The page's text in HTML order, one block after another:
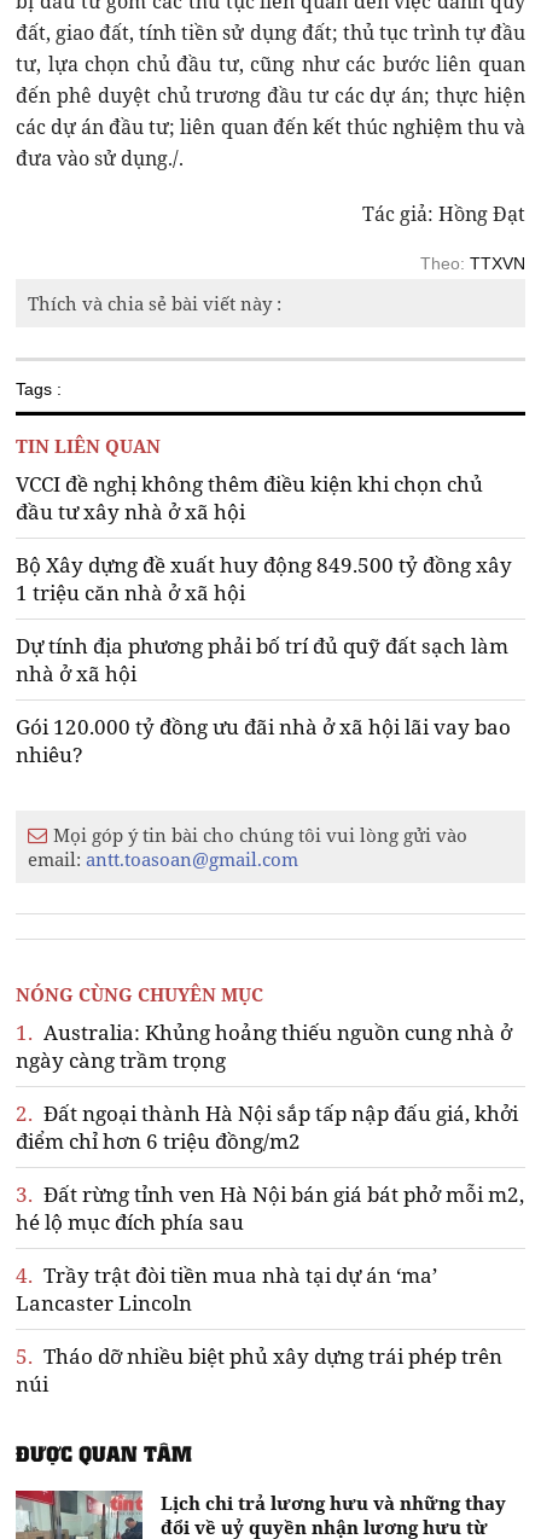
đất, giao đất, tính tiền sử dụng đất; thủ tục trình tự đầu
tư, lựa chọn chủ đầu tư, cũng như các bước liên quan
đến phê duyệt chủ trương đầu tư các dự án; thực hiện
các dự án đầu tư; liên quan đến kết thúc nghiệm thu và
đưa vào sử dụng./.
Tác giả: Hồng Đạt
Theo: TTXVN
Thích và chia sẻ bài viết này :
Tags :
TIN LIÊN QUAN
VCCI đề nghị không thêm điều kiện khi chọn chủ
đầu tư xây nhà ở xã hội
Bộ Xây dựng đề xuất huy động 849.500 tỷ đồng xây
1 triệu căn nhà ở xã hội
Dự tính địa phương phải bố trí đủ quỹ đất sạch làm
nhà ở xã hội
Gói 120.000 tỷ đồng ưu đãi nhà ở xã hội lãi vay bao
nhiêu?
Mọi góp ý tin bài cho chúng tôi vui lòng gửi vào
email:antt.toasoan@gmail.com
NÓNG CÙNG CHUYÊN MỤC
1. Australia: Khủng hoảng thiếu nguồn cung nhà ở
ngày càng trầm trọng
2. Đất ngoại thành Hà Nội sắp tấp nập đấu giá, khởi
điểm chỉ hơn 6 triệu đồng/m2
3. Đất rừng tỉnh ven Hà Nội bán giá bát phở mỗi m2,
hé lộ mục đích phía sau
4. Trầy trật đòi tiền mua nhà tại dự án ‘ma’
Lancaster Lincoln
5. Tháo dỡ nhiều biệt phủ xây dựng trái phép trên
núi
ĐƯỢC QUAN TÂM
Lịch chi trả lương hưu và những thay
đổi về uỷ quyền nhận lương hưu từ